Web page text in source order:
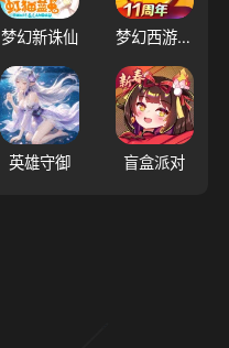
梦幻新诛仙 梦幻西游（大陆服）
英雄守御 盲盒派对